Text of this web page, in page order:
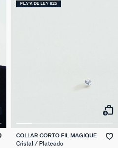
PLATA DE LEY 925
COLLAR CORTO FIL MAGIQUE
Cristal / Plateado